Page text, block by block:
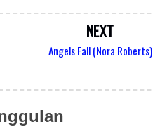
NEXT
Angels Fall (Nora Roberts)